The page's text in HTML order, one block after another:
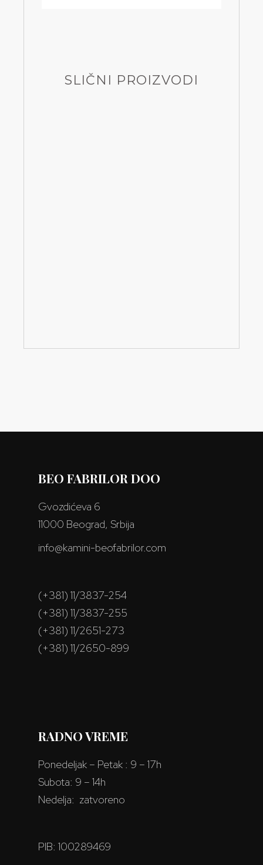
SLIČNI PROIZVODI
BEO FABRILOR DOO
Gvozdićeva 6
11000 Beograd, Srbija
info@kamini-beofabrilor.com
(+381) 11/3837-254
(+381) 11/3837-255
(+381) 11/2651-273
(+381) 11/2650-899
RADNO VREME
Ponedeljak – Petak : 9 – 17h
Subota: 9 – 14h
Nedelja: zatvoreno
PIB: 100289469